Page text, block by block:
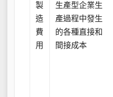
製
造
費
用
生產型企業生
產過程中發生
的各種直接和
間接成本